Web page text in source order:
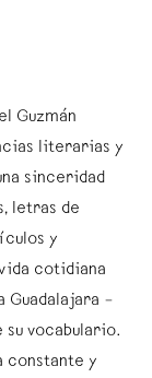
Guzmán
literarias y
sinceridad
letras de
y
cotidiana
Guadalajara –
vocabulario.
constante y